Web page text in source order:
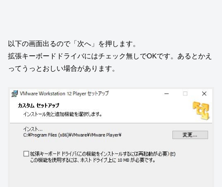
以下の画面出るので「次へ」を押します。
拡張キーボードドライバにはチェック無しでOKです。あるとかえ
ってうっとおしい場合があります。